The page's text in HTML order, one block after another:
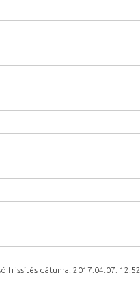
frissítés dátuma: 2017.04.07. 12:52